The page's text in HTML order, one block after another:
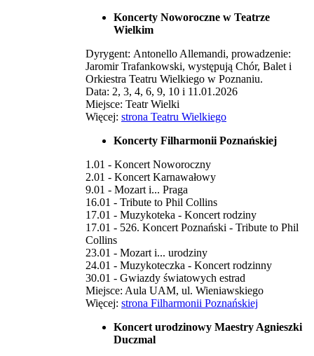
Koncerty Noworoczne w Teatrze
Wielkim
Dyrygent: Antonello Allemandi, prowadzenie:
Jaromir Trafankowski, występują Chór, Balet i
Orkiestra Teatru Wielkiego w Poznaniu.
Data: 2, 3, 4, 6, 9, 10 i 11.01.2026
Miejsce: Teatr Wielki
Więcej: strona Teatru Wielkiego
Koncerty Filharmonii Poznańskiej
1.01 - Koncert Noworoczny
2.01 - Koncert Karnawałowy
9.01 - Mozart i... Praga
16.01 - Tribute to Phil Collins
17.01 - Muzykoteka - Koncert rodziny
17.01 - 526. Koncert Poznański - Tribute to Phil
Collins
23.01 - Mozart i... urodziny
24.01 - Muzykoteczka - Koncert rodzinny
30.01 - Gwiazdy światowych estrad
Miejsce: Aula UAM, ul. Wieniawskiego
Więcej: strona Filharmonii Poznańskiej
Koncert urodzinowy Maestry Agnieszki
Duczmal